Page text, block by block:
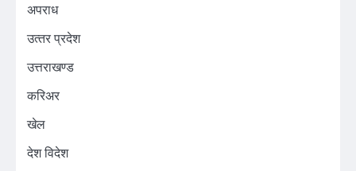
अपराध
उत्‍तर प्रदेश
उत्तराखण्ड
करिअर
खेल
देश विदेश